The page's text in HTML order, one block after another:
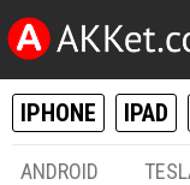
IPHONE IPAD
ANDROID